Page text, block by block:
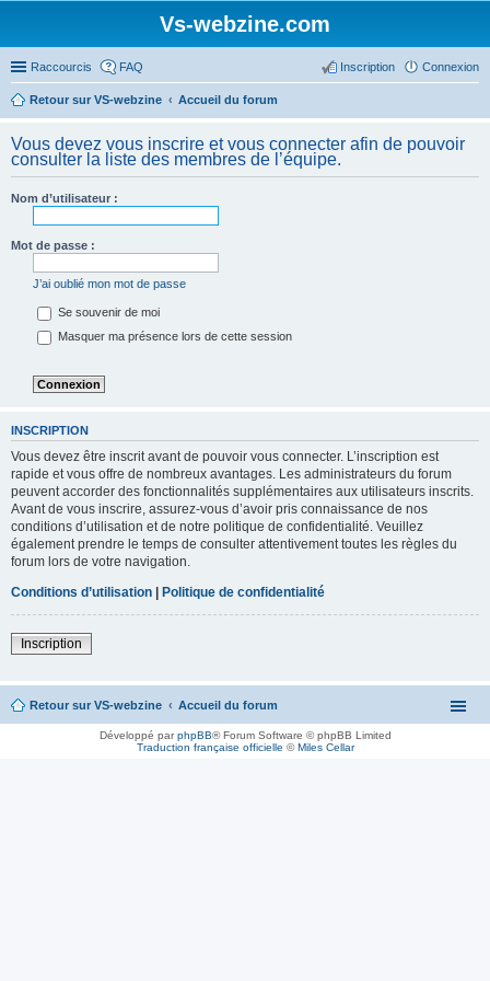
Vs-webzine.com
Raccourcis FAQ Connexion
Inscription
Retour sur VS-webzine Accueil du forum
Vous devez vous inscrire et vous connecter afin de pouvoir
consulter la liste des membres de l’équipe.
Nom d’utilisateur :
Mot de passe :
J’ai oublié mon mot de passe
Se souvenir de moi
Masquer ma présence lors de cette session
INSCRIPTION
Vous devez être inscrit avant de pouvoir vous connecter. L’inscription est
rapide et vous offre de nombreux avantages. Les administrateurs du forum
peuvent accorder des fonctionnalités supplémentaires aux utilisateurs inscrits.
Avant de vous inscrire, assurez-vous d’avoir pris connaissance de nos
conditions d’utilisation et de notre politique de confidentialité. Veuillez
également prendre le temps de consulter attentivement toutes les règles du
forum lors de votre navigation.
Conditions d’utilisation | Politique de confidentialité
Inscription
Retour sur VS-webzine Accueil du forum
Développé parphpBB® Forum Software © phpBB Limited
Traduction française officielle ©Miles Cellar